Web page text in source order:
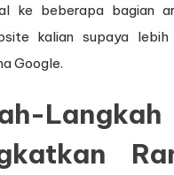
ke beberapa bagian
kalian supaya
Google.
Langkah